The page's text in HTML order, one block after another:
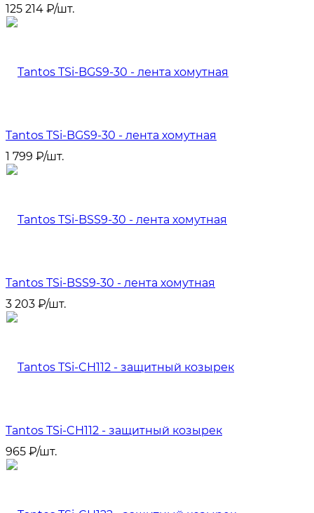
125 214 ₽/шт.
Tantos TSi-BGS9-30 - лента хомутная
1 799 ₽/шт.
Tantos TSi-BSS9-30 - лента хомутная
3 203 ₽/шт.
Tantos TSi-CH112 - защитный козырек
965 ₽/шт.